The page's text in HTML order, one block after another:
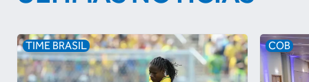
TIME BRASIL COB